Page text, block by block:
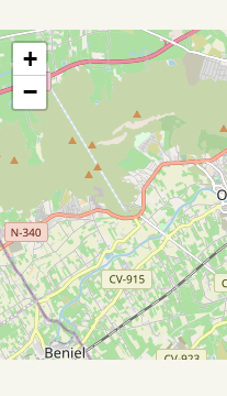
Aanbod
+
−